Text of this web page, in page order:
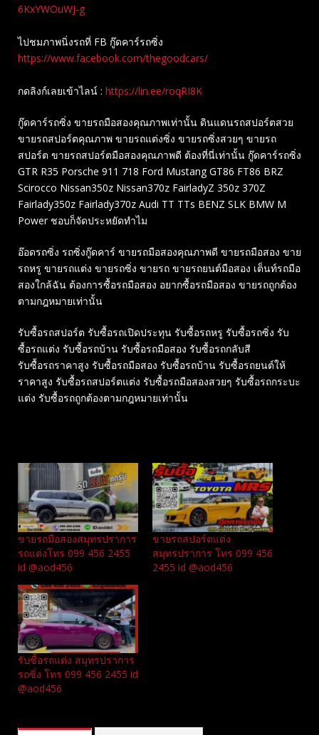
6KxYWOuWJ-g
ไปชมภาพนิ่งรถที่ FB กู๊ดคาร์รถซิ่ง
https://www.facebook.com/thegoodcars/
กดลิงก์เลยเข้าไลน์ : https://lin.ee/roqRI8K
กู๊ดคาร์รถซิ่ง ขายรถมือสองคุณภาพเท่านั้น ดินแดนรถสปอร์ตสวย
ขายรถสปอร์ตคุณภาพ ขายรถแต่งซิ่ง ขายรถซิ่งสวยๆ ขายรถ
สปอร์ต ขายรถสปอร์ตมือสองคุณภาพดี ต้องที่นี่เท่านั้น กู๊ดคาร์รถซิ่ง
GTR R35 Porsche 911 718 Ford Mustang GT86 FT86 BRZ
Scirocco Nissan350z Nissan370z FairladyZ 350z 370Z
Fairlady350z Fairlady370z Audi TT TTs BENZ SLK BMW M
Power ชอบก็จัดประหยัดทำไม
อ๊อดรถซิ่ง รถซิ่งกู๊ดคาร์ ขายรถมือสองคุณภาพดี ขายรถมือสอง ขาย
รถหรู ขายรถแต่ง ขายรถซิ่ง ขายรถ ขายรถยนต์มือสอง เต็นท์รถมือ
สองใกล้ฉัน ต้องการซื้อรถมือสอง อยากซื้อรถมือสอง ขายรถถูกต้อง
ตามกฎหมายเท่านั้น
รับซื้อรถสปอร์ต รับซื้อรถเปิดประทุน รับซื้อรถหรู รับซื้อรถซิ่ง รับ
ซื้อรถแต่ง รับซื้อรถบ้าน รับซื้อรถมือสอง รับซื้อรถกลับสี
รับซื้อรถราคาสูง รับซื้อรถมือสอง รับซื้อรถบ้าน รับซื้อรถยนต์ให้
ราคาสูง รับซื้อรถสปอร์ตแต่ง รับซื้อรถมือสองสวยๆ รับซื้อรถกระบะ
แต่ง รับซื้อรถถูกต้องตามกฎหมายเท่านั้น
ขายรถมือสองสมุทรปราการ
รถแต่งโทร 099 456 2455
id @aod456
ขายรถสปอร์ตแต่ง
สมุทรปราการ โทร 099 456
2455 id @aod456
รับซื้อรถแต่ง สมุทรปราการ
รถซิ่ง โทร 099 456 2455 id
@aod456